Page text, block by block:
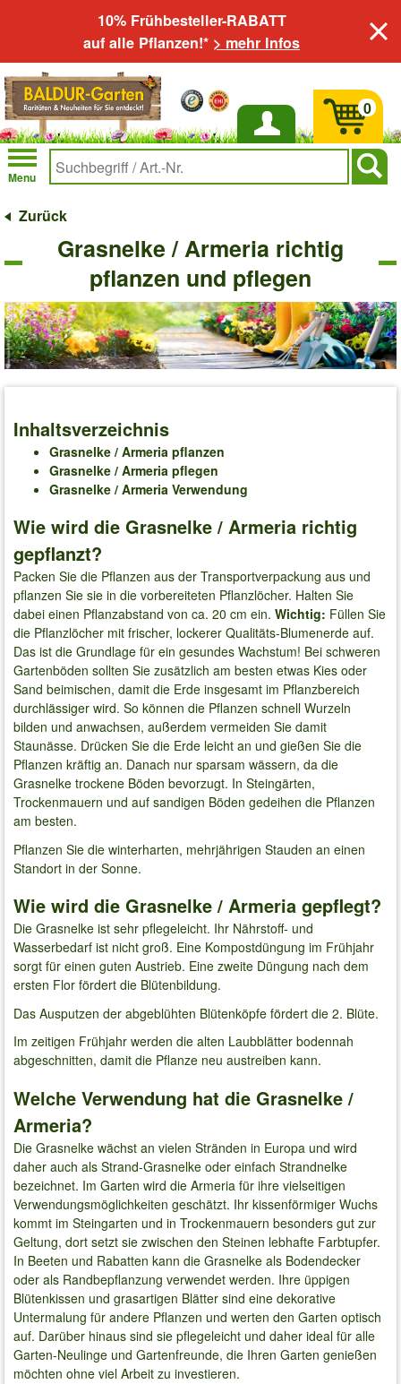
10% Frühbesteller-RABATT
auf alle Pflanzen!* > mehr Infos
Anmelden
Menu
0
Zurück
Grasnelke / Armeria richtig
pflanzen und pflegen
Inhaltsverzeichnis
Grasnelke / Armeria pflanzen
Grasnelke / Armeria pflegen
Grasnelke / Armeria Verwendung
Wie wird die Grasnelke / Armeria richtig
gepflanzt?
Packen Sie die Pflanzen aus der Transportverpackung aus und
pflanzen Sie sie in die vorbereiteten Pflanzlöcher. Halten Sie
dabei einen Pflanzabstand von ca. 20 cm ein. Wichtig: Füllen Sie
die Pflanzlöcher mit frischer, lockerer Qualitäts-Blumenerde auf.
Das ist die Grundlage für ein gesundes Wachstum! Bei schweren
Gartenböden sollten Sie zusätzlich am besten etwas Kies oder
Sand beimischen, damit die Erde insgesamt im Pflanzbereich
durchlässiger wird. So können die Pflanzen schnell Wurzeln
bilden und anwachsen, außerdem vermeiden Sie damit
Staunässe. Drücken Sie die Erde leicht an und gießen Sie die
Pflanzen kräftig an. Danach nur sparsam wässern, da die
Grasnelke trockene Böden bevorzugt. In Steingärten,
Trockenmauern und auf sandigen Böden gedeihen die Pflanzen
am besten.
Pflanzen Sie die winterharten, mehrjährigen Stauden an einen
Standort in der Sonne.
Wie wird die Grasnelke / Armeria gepflegt?
Die Grasnelke ist sehr pflegeleicht. Ihr Nährstoff- und
Wasserbedarf ist nicht groß. Eine Kompostdüngung im Frühjahr
sorgt für einen guten Austrieb. Eine zweite Düngung nach dem
ersten Flor fördert die Blütenbildung.
Das Ausputzen der abgeblühten Blütenköpfe fördert die 2. Blüte.
Im zeitigen Frühjahr werden die alten Laubblätter bodennah
abgeschnitten, damit die Pflanze neu austreiben kann.
Welche Verwendung hat die Grasnelke /
Armeria?
Die Grasnelke wächst an vielen Stränden in Europa und wird
daher auch als Strand-Grasnelke oder einfach Strandnelke
bezeichnet. Im Garten wird die Armeria für ihre vielseitigen
Verwendungsmöglichkeiten geschätzt. Ihr kissenförmiger Wuchs
kommt im Steingarten und in Trockenmauern besonders gut zur
Geltung, dort setzt sie zwischen den Steinen lebhafte Farbtupfer.
In Beeten und Rabatten kann die Grasnelke als Bodendecker
oder als Randbepflanzung verwendet werden. Ihre üppigen
Blütenkissen und grasartigen Blätter sind eine dekorative
Untermalung für andere Pflanzen und werten den Garten optisch
auf. Darüber hinaus sind sie pflegeleicht und daher ideal für alle
Garten-Neulinge und Gartenfreunde, die Ihren Garten genießen
möchten ohne viel Arbeit zu investieren.